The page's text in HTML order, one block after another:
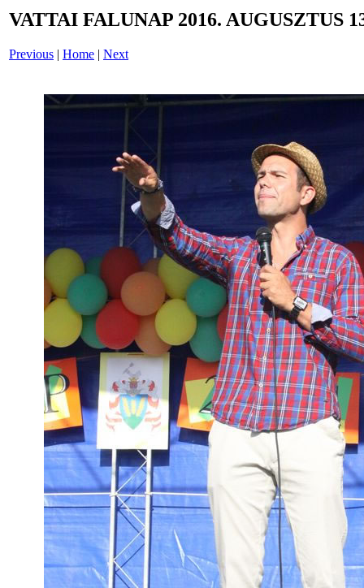
VATTAI FALUNAP 2016. AUGUSZTUS
Previous | Home | Next